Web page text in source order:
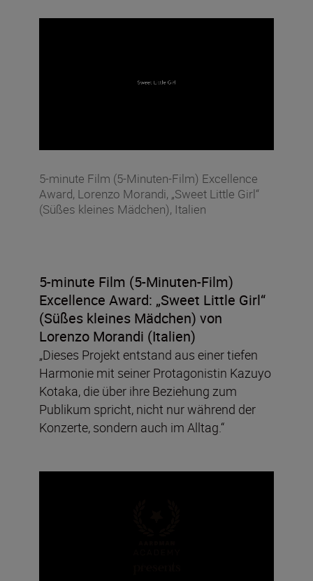
5-minute Film (5-Minuten-Film) Excellence
Award, Lorenzo Morandi, „Sweet Little Girl“
(Süßes kleines Mädchen), Italien
5-minute Film (5-Minuten-Film)
Excellence Award: „Sweet Little Girl“
(Süßes kleines Mädchen) von
Lorenzo Morandi (Italien)
„Dieses Projekt entstand aus einer tiefen
Harmonie mit seiner Protagonistin Kazuyo
Kotaka, die über ihre Beziehung zum
Publikum spricht, nicht nur während der
Konzerte, sondern auch im Alltag.“